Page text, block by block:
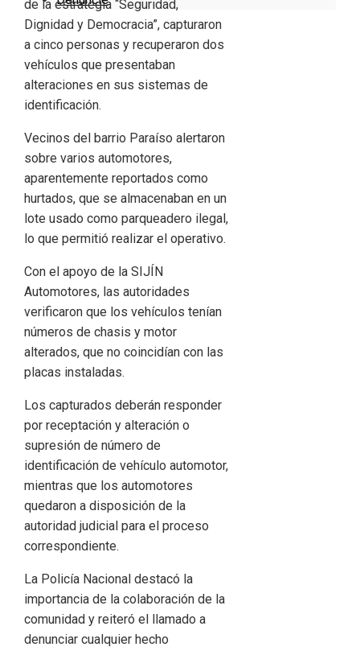
de la estrategia “Seguridad,
Dignidad y Democracia”, capturaron
a cinco personas y recuperaron dos
vehículos que presentaban
alteraciones en sus sistemas de
identificación.
Vecinos del barrio Paraíso alertaron
sobre varios automotores,
aparentemente reportados como
hurtados, que se almacenaban en un
lote usado como parqueadero ilegal,
lo que permitió realizar el operativo.
Con el apoyo de la SIJÍN
Automotores, las autoridades
verificaron que los vehículos tenían
números de chasis y motor
alterados, que no coincidían con las
placas instaladas.
Los capturados deberán responder
por receptación y alteración o
supresión de número de
identificación de vehículo automotor,
mientras que los automotores
quedaron a disposición de la
autoridad judicial para el proceso
correspondiente.
La Policía Nacional destacó la
importancia de la colaboración de la
comunidad y reiteró el llamado a
denunciar cualquier hecho